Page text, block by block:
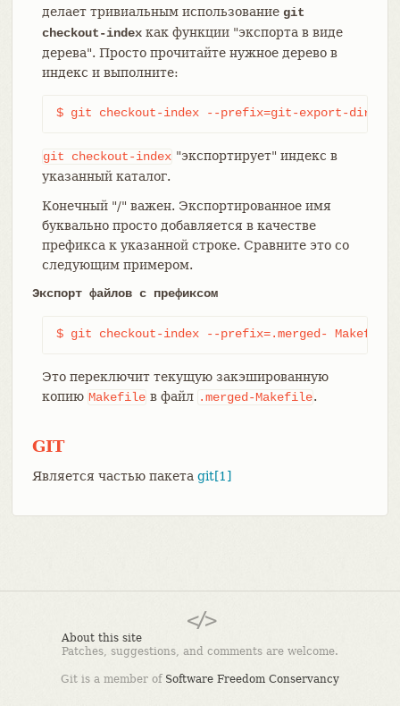
делает тривиальным использование git
checkout-indexкак функции "экспорта в виде
дерева". Просто прочитайте нужное дерево в
индекс и выполните:
$ git checkout-index --prefix=git-export-dir/ -a
git checkout-index "экспортирует" индекс в
указанный каталог.
Конечный "/" важен. Экспортированное имя
буквально просто добавляется в качестве
префикса к указанной строке. Сравните это со
следующим примером.
Экспорт файлов с префиксом
$ git checkout-index --prefix=.merged- Makefile
Это переключит текущую закэшированную
копию Makefile в файл .merged-Makefile.
GIT
Является частью пакета git[1]
About this site
Patches, suggestions, and comments are welcome.
Git is a member of Software Freedom Conservancy